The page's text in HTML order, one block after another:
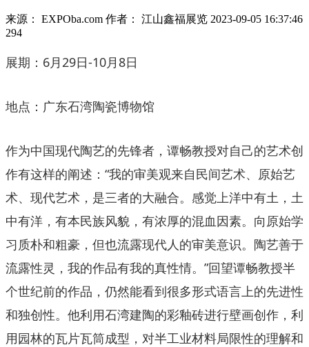
来源： EXPOba.com 作者： 江山鑫福展览 2023-09-05 16:37:46
294
展期：6月29日-10月8日
地点：广东石湾陶瓷博物馆
作为中国现代陶艺的先锋者，谭畅教授对自己的艺术创
作有这样的阐述：“我的审美观来自民间艺术、原始艺
术、现代艺术，是三者的大融合。感觉上洋中有土，土
中有洋，有本民族风貌，有浓厚的混血因素。向原始学
习质朴和粗豪，但也流露现代人的审美意识。陶艺善于
流露性灵，我的作品有我的真性情。”回望谭畅教授半
个世纪前的作品，仍然能看到很多形式语言上的先进性
和独创性。他利用石湾建陶的彩釉砖进行壁画创作，利
用园林的瓦片瓦筒成型，对半工业材料局限性的理解和